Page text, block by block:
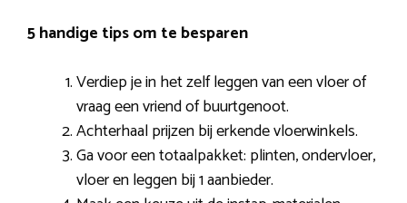
5 handige tips om te besparen
Verdiep je in het zelf leggen van een vloer of
vraag een vriend of buurtgenoot.
Achterhaal prijzen bij erkende vloerwinkels.
Ga voor een totaalpakket: plinten, ondervloer,
vloer en leggen bij 1 aanbieder.